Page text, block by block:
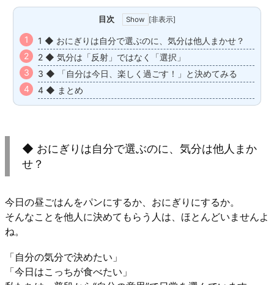
目次 [非表示]
1 ◆ おにぎりは自分で選ぶのに、気分は他人まかせ？
2 ◆ 気分は「反射」ではなく「選択」
3 ◆ 「自分は今日、楽しく過ごす！」と決めてみる
4 ◆ まとめ
◆ おにぎりは自分で選ぶのに、気分は他人まか
せ？
今日の昼ごはんをパンにするか、おにぎりにするか。
そんなことを他人に決めてもらう人は、ほとんどいませんよ
ね。
「自分の気分で決めたい」
「今日はこっちが食べたい」